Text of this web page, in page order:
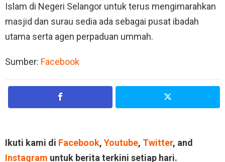
Islam di Negeri Selangor untuk terus mengimarahkan
masjid dan surau sedia ada sebagai pusat ibadah
utama serta agen perpaduan ummah.
Sumber: Facebook
Ikuti kami di Facebook, Youtube, Twitter, and
Instagram untuk berita terkini setiap hari.